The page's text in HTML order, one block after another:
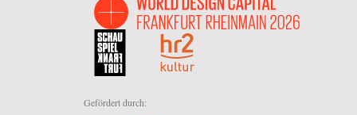
Gefördert durch: